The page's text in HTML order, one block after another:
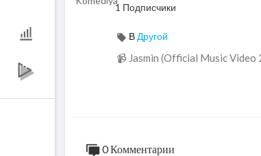
1 Подписчики
В Другой
📹 Jasmin (Official Music Video
0 Комментарии